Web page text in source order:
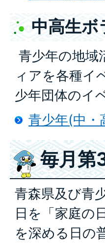
中高生ボ
青少年の地域
ィアを各種イ
少年団体のイ
青少年(中・
毎月第
青森県及び青
日を「家庭の
を深める日の